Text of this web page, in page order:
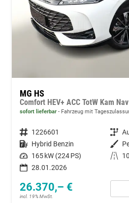
MG HS
Comfort HEV+ ACC TotW Kam
sofort lieferbar Fahrzeug mit
Fahrzeugnummer 1226601 Getriebe
Kraftstoff Hybrid Benzin Außenfarbe
Leistung 165 kW (224 PS) Kilometerstand
28.01.2026
26.370,– €
incl. 19% MwSt.